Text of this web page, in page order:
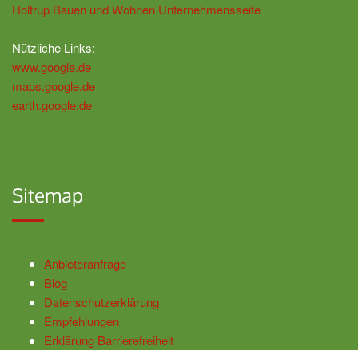
Holtrup Bauen und Wohnen Unternehmensseite
Nützliche Links:
www.google.de
maps.google.de
earth.google.de
Sitemap
Anbieteranfrage
Blog
Datenschutzerklärung
Empfehlungen
Erklärung Barrierefreiheit